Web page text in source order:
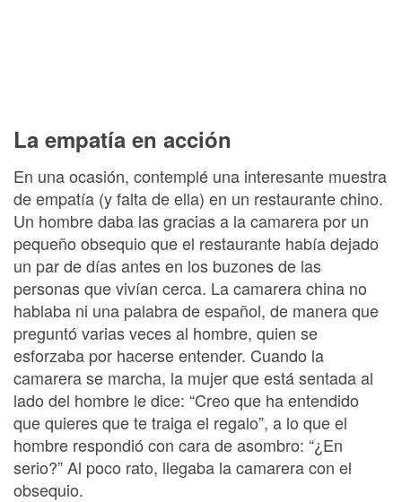
La empatía en acción
En una ocasión, contemplé una interesante muestra
de empatía (y falta de ella) en un restaurante chino.
Un hombre daba las gracias a la camarera por un
pequeño obsequio que el restaurante había dejado
un par de días antes en los buzones de las
personas que vivían cerca. La camarera china no
hablaba ni una palabra de español, de manera que
preguntó varias veces al hombre, quien se
esforzaba por hacerse entender. Cuando la
camarera se marcha, la mujer que está sentada al
lado del hombre le dice: “Creo que ha entendido
que quieres que te traiga el regalo”, a lo que el
hombre respondió con cara de asombro: “¿En
serio?” Al poco rato, llegaba la camarera con el
obsequio.